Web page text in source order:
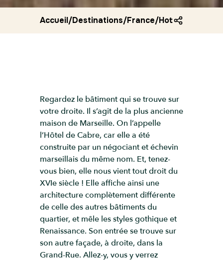
Accueil/Destinations/France/Hotel de cabre
Regardez le bâtiment qui se trouve sur
votre droite. Il s’agit de la plus ancienne
maison de Marseille. On l’appelle
l’Hôtel de Cabre, car elle a été
construite par un négociant et échevin
marseillais du même nom. Et, tenez-
vous bien, elle nous vient tout droit du
XVIe siècle ! Elle affiche ainsi une
architecture complètement différente
de celle des autres bâtiments du
quartier, et mêle les styles gothique et
Renaissance. Son entrée se trouve sur
son autre façade, à droite, dans la
Grand-Rue. Allez-y, vous y verrez